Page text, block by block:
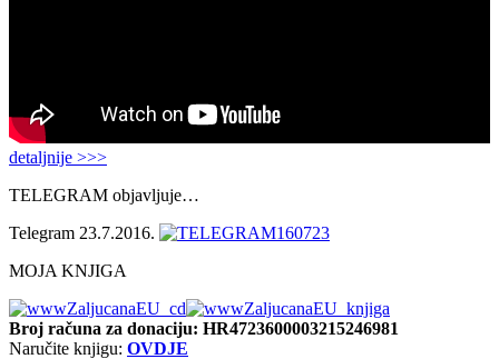
detaljnije >>>
TELEGRAM objavljuje…
Telegram 23.7.2016.
MOJA KNJIGA
Broj računa za donaciju: HR4723600003215246981
Naručite knjigu: OVDJE